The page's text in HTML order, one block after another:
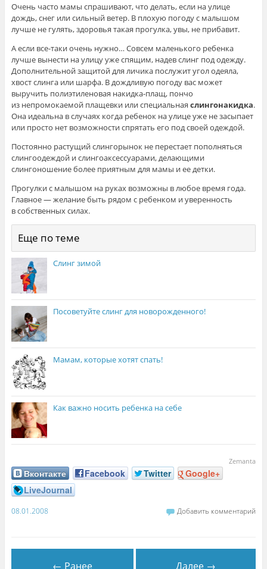
Очень часто мамы спрашивают, что делать, если на улице
дождь, снег или сильный ветер. В плохую погоду с малышом
лучше не гулять, здоровья такая прогулка, увы, не прибавит.
А если все-таки очень нужно… Совсем маленького ребенка
лучше вынести на улицу уже спящим, надев слинг под одежду.
Дополнительной защитой для личика послужит угол одеяла,
хвост слинга или шарфа. В дождливую погоду вас может
выручить полиэтиленовая накидка-плащ, пончо
из непромокаемой плащевки или специальная слингонакидка.
Она идеальна в случаях когда ребенок на улице уже не засыпает
или просто нет возможности спрятать его под своей одеждой.
Постоянно растущий слингорынок не перестает пополняться
слингоодеждой и слингоаксессуарами, делающими
слингоношение более приятным для мамы и ее детки.
Прогулки с малышом на руках возможны в любое время года.
Главное — желание быть рядом с ребенком и уверенность
в собственных силах.
Еще по теме
Слинг зимой
Посоветуйте слинг для новорожденного!
Мамам, которые хотят спать!
Как важно носить ребенка на себе
Zemanta
Вконтакте Facebook Twitter
Google+
LiveJournal
08.01.2008 Добавить комментарий
← Ранее Далее →